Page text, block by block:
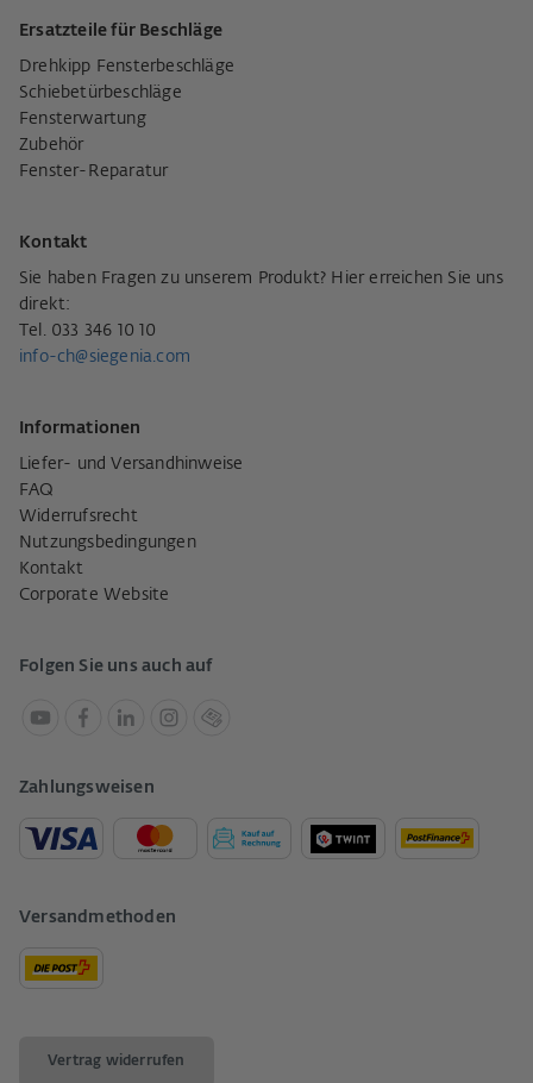
Ersatzteile für Beschläge
Drehkipp Fensterbeschläge
Schiebetürbeschläge
Fensterwartung
Zubehör
Fenster-Reparatur
Kontakt
Sie haben Fragen zu unserem Produkt? Hier erreichen Sie uns
direkt:
Tel. 033 346 10 10
info-ch@siegenia.com
Informationen
Liefer- und Versandhinweise
FAQ
Widerrufsrecht
Nutzungsbedingungen
Kontakt
Corporate Website
Folgen Sie uns auch auf
Zahlungsweisen
Versandmethoden
Vertrag widerrufen